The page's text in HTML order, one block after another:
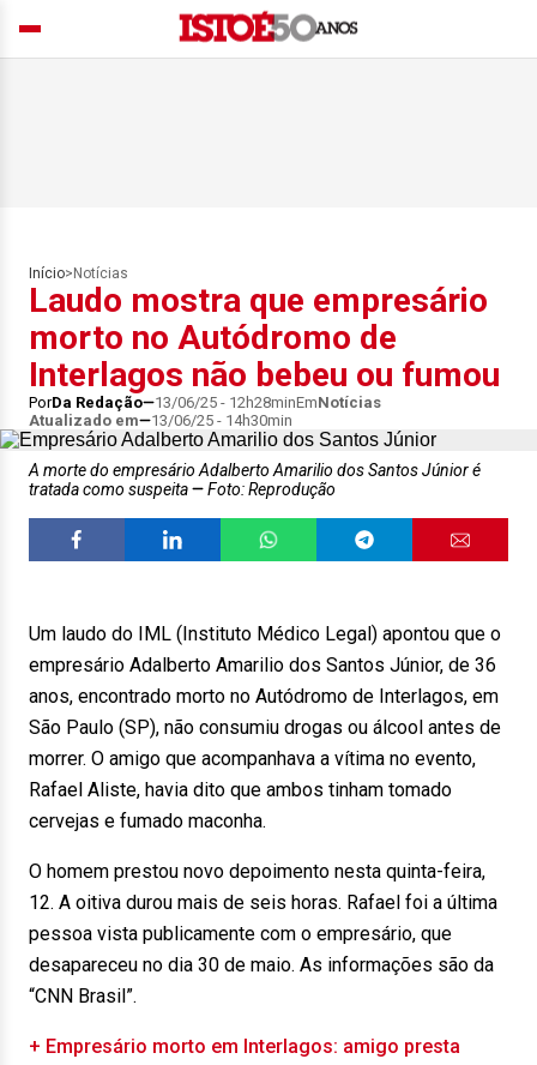
Início> Notícias
Laudo mostra que empresário
morto no Autódromo de
Interlagos não bebeu ou fumou
PorDa Redação 13/06/25 - 12h28minEmNotícias
Atualizado em
13/06/25 - 14h30min
A morte do empresário Adalberto Amarilio dos Santos Júnior é
tratada como suspeita
Foto: Reprodução
Um laudo do IML (Instituto Médico Legal) apontou que o
empresário Adalberto Amarilio dos Santos Júnior, de 36
anos, encontrado morto no Autódromo de Interlagos, em
São Paulo (SP), não consumiu drogas ou álcool antes de
morrer. O amigo que acompanhava a vítima no evento,
Rafael Aliste, havia dito que ambos tinham tomado
cervejas e fumado maconha.
O homem prestou novo depoimento nesta quinta-feira,
12. A oitiva durou mais de seis horas. Rafael foi a última
pessoa vista publicamente com o empresário, que
desapareceu no dia 30 de maio. As informações são da
“CNN Brasil”.
+ Empresário morto em Interlagos: amigo presta